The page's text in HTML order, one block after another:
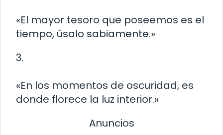
«El mayor tesoro que poseemos es el
tiempo, úsalo sabiamente.»
3.
«En los momentos de oscuridad, es
donde florece la luz interior.»
Anuncios